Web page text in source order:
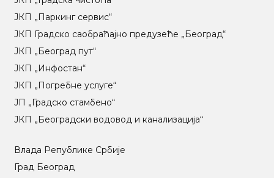
ЈКП „Паркинг сервис“
ЈКП Градско саобраћајно предузеће „Београд“
ЈКП „Београд пут“
ЈКП „Инфостан“
ЈКП „Погребне услуге“
ЈП „Градско стамбено“
ЈКП „Београдски водовод и канализација“
Влада Републике Србије
Град Београд